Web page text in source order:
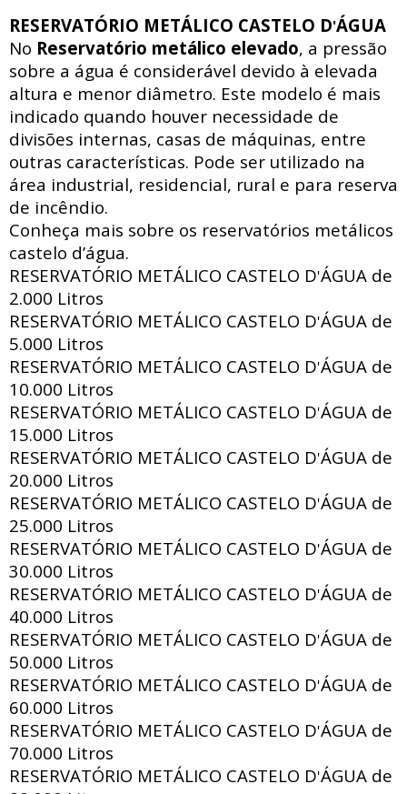
RESERVATÓRIO METÁLICO CASTELO D'ÁGUA
No Reservatório metálico elevado, a pressão
sobre a água é considerável devido à elevada
altura e menor diâmetro. Este modelo é mais
indicado quando houver necessidade de
divisões internas, casas de máquinas, entre
outras características. Pode ser utilizado na
área industrial, residencial, rural e para reserva
de incêndio.
Conheça mais sobre os reservatórios metálicos
castelo d’água.
RESERVATÓRIO METÁLICO CASTELO D'ÁGUA de
2.000 Litros
RESERVATÓRIO METÁLICO CASTELO D'ÁGUA de
5.000 Litros
RESERVATÓRIO METÁLICO CASTELO D'ÁGUA de
10.000 Litros
RESERVATÓRIO METÁLICO CASTELO D'ÁGUA de
15.000 Litros
RESERVATÓRIO METÁLICO CASTELO D'ÁGUA de
20.000 Litros
RESERVATÓRIO METÁLICO CASTELO D'ÁGUA de
25.000 Litros
RESERVATÓRIO METÁLICO CASTELO D'ÁGUA de
30.000 Litros
RESERVATÓRIO METÁLICO CASTELO D'ÁGUA de
40.000 Litros
RESERVATÓRIO METÁLICO CASTELO D'ÁGUA de
50.000 Litros
RESERVATÓRIO METÁLICO CASTELO D'ÁGUA de
60.000 Litros
RESERVATÓRIO METÁLICO CASTELO D'ÁGUA de
70.000 Litros
RESERVATÓRIO METÁLICO CASTELO D'ÁGUA de